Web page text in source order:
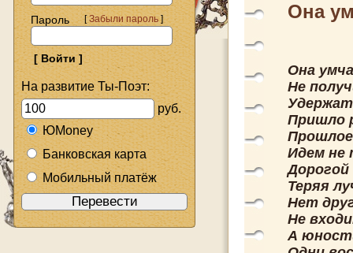
Пароль [Забыли пароль]
На развитие Ты-Поэт:
руб.
ЮMoney
Банковская карта
Мобильный платёж
Она
Она
Не
Пришло
Идем не
Дорогой
Теряя
Нет
Не
А